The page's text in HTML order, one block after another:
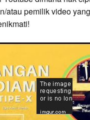
atau pemilik video